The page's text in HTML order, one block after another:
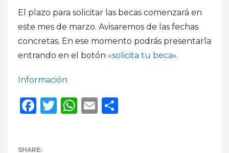
El plazo para solicitar las becas comenzará en
este mes de marzo. Avisaremos de las fechas
concretas. En ese momento podrás presentarla
entrando en el botón «solicita tu beca».
Información
Facebook
Twitter
WhatsApp
Email